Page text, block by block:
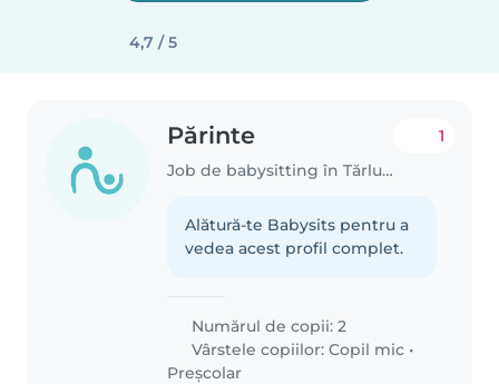
4,7 / 5
Părinte
Job de babysitting în Tărlungeni
1
Alătură-te Babysits pentru a
vedea acest profil complet.
Numărul de copii: 2
Vârstele copiilor:Copil mic •
Preșcolar